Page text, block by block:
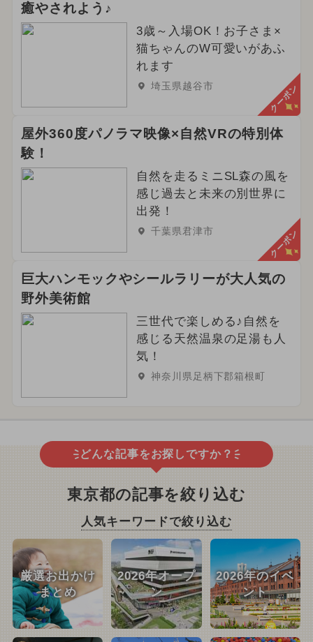
癒やされよう♪
3歳～入場OK！お子さま×
猫ちゃんのW可愛いがあふ
れます
埼玉県越谷市 クーポン
屋外360度パノラマ映像×自然VRの特別体
験！
自然を走るミニSL森の風を
感じ過去と未来の別世界に
出発！
千葉県君津市 クーポン
巨大ハンモックやシールラリーが大人気の
野外美術館
三世代で楽しめる♪自然を
感じる天然温泉の足湯も人
気！
神奈川県足柄下郡箱根町
どんな記事をお探しですか？
東京都の記事を絞り込む
人気キーワードで絞り込む
厳選お出かけ
まとめ
2026年オープ
ン
2026年のイベ
ント